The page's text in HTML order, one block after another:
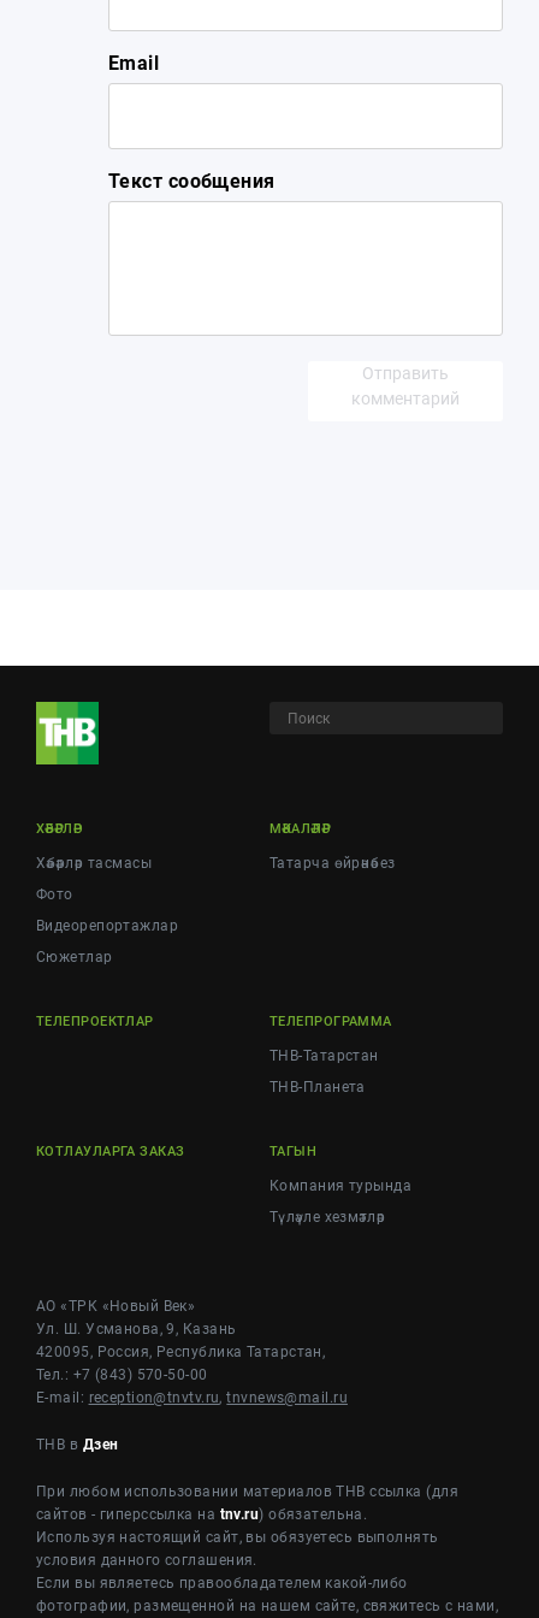
Email
Текст сообщения
Отправить
комментарий
ХӘБӘРЛӘР
Хәбәрләр тасмасы
Фото
Видеорепортажлар
Cюжетлар
МӘКАЛӘЛӘР
Татарча өйрәнәбез
ТЕЛЕПРОЕКТЛАР ТЕЛЕПРОГРАММА
ТНВ-Татарстан
ТНВ-Планета
КОТЛАУЛАРГА ЗАКАЗ ТАГЫН
Компания турында
Түләүле хезмәтләр
АО «ТРК «Новый Век»
Ул. Ш. Усманова, 9, Казань
420095, Россия, Республика Татарстан,
Тел.: +7 (843) 570-50-00
E-mail: reception@tnvtv.ru,tnvnews@mail.ru
ТНВ в Дзен
При любом использовании материалов ТНВ ссылка (для
сайтов - гиперссылка на tnv.ru) обязательна.
Используя настоящий сайт, вы обязуетесь выполнять
условия данного соглашения.
Если вы являетесь правообладателем какой-либо
фотографии, размещенной на нашем сайте, свяжитесь с нами,